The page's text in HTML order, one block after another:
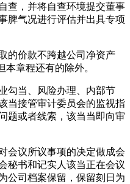
，并将自查环境提交董事
脾气况进行评估并出具专项
价款不跨越公司净资产
本章程还有的除外。
当、风险办理、内部节
当接管审计委员会的监视指
题或者线索，该当当即向审
议所议事项的决定做成会
秘书和记实人该当正在会议
公司档案保留，保留刻日为